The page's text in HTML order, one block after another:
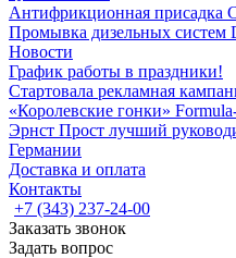
Антифрикционная присадка
Промывка дизельных систем
Новости
График работы в праздники!
Стартовала рекламная
«Королевские гонки»
Эрнст Прост лучший
Германии
Доставка и оплата
Контакты
+7 (343) 237-24-00
Заказать звонок
Задать вопрос